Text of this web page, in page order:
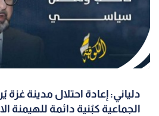
دلياني: إعادة احتلال مدينة غزة
الجماعية كبُنية دائمة للهيمنة